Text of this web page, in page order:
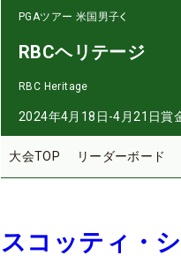
PGAツアー 米国男子
RBCヘリテージ
RBC Heritage
2024年4月18日-4月21日賞
大会TOP リーダーボード
スコッティ・